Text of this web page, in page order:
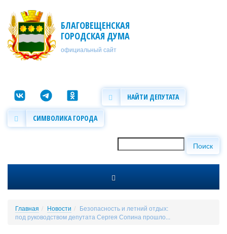
БЛАГОВЕЩЕНСКАЯ
ГОРОДСКАЯ ДУМА
официальный сайт
НАЙТИ ДЕПУТАТА
СИМВОЛИКА ГОРОДА
Форма поиска
Поиск
Главная Новости
Безопасность и летний отдых:
под руководством депутата Сергея Сопина прошло...